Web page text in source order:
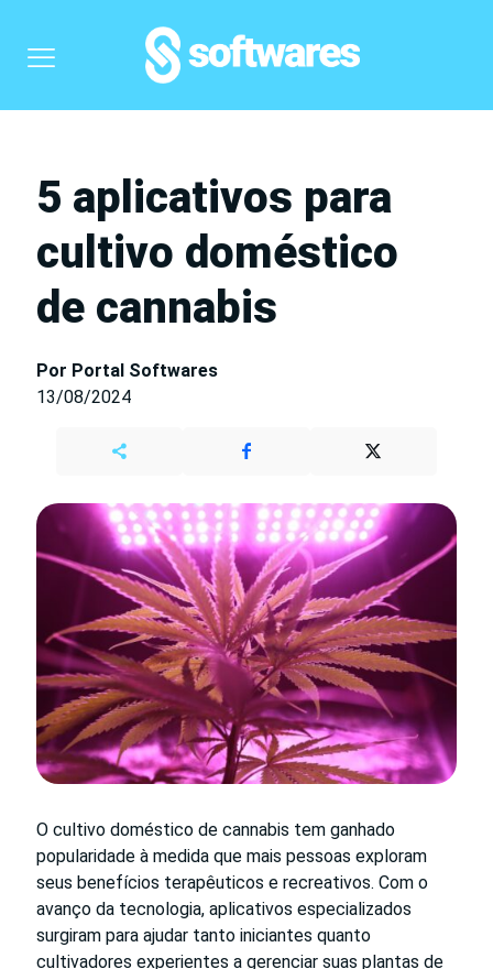
5 aplicativos para
cultivo doméstico
de cannabis
Por Portal Softwares
13/08/2024
O cultivo doméstico de cannabis tem ganhado
popularidade à medida que mais pessoas exploram
seus benefícios terapêuticos e recreativos. Com o
avanço da tecnologia, aplicativos especializados
surgiram para ajudar tanto iniciantes quanto
cultivadores experientes a gerenciar suas plantas de